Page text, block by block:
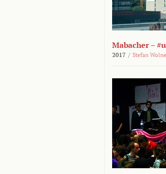
Mabacher –
2017 / Stefan